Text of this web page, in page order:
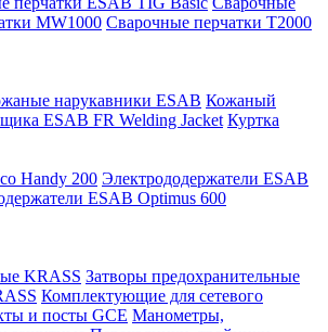
MW1000 Сварочные перчатки T2000
нарукавники ESAB Кожаный
ESAB FR Welding Jacket Куртка
Handy 200 Электрододержатели ESAB
ESAB Optimus 600
KRASS Затворы предохранительные
Комплектующие для сетевого
и посты GCE Манометры,